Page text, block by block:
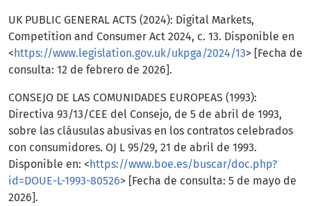
UK PUBLIC GENERAL ACTS (2024): Digital Markets,
Competition and Consumer Act 2024, c. 13. Disponible en
< https://www.legislation.gov.uk/ukpga/2024/13> [Fecha de
consulta: 12 de febrero de 2026].
CONSEJO DE LAS COMUNIDADES EUROPEAS (1993):
Directiva 93/13/CEE del Consejo, de 5 de abril de 1993,
sobre las cláusulas abusivas en los contratos celebrados
con consumidores. OJ L 95/29, 21 de abril de 1993.
Disponible en: < https://www.boe.es/buscar/doc.php?
id=DOUE-L-1993-80526> [Fecha de consulta: 5 de mayo de
2026].